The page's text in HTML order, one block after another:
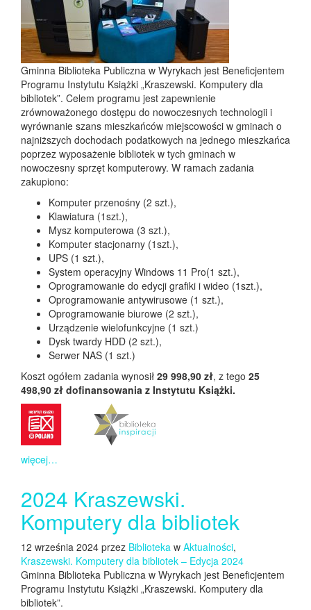
Gminna Biblioteka Publiczna w Wyrykach jest Beneficjentem
Programu Instytutu Książki „Kraszewski. Komputery dla
bibliotek”. Celem programu jest zapewnienie
zrównoważonego dostępu do nowoczesnych technologii i
wyrównanie szans mieszkańców miejscowości w gminach o
najniższych dochodach podatkowych na jednego mieszkańca
poprzez wyposażenie bibliotek w tych gminach w
nowoczesny sprzęt komputerowy. W ramach zadania
zakupiono:
Komputer przenośny (2 szt.),
Klawiatura (1szt.),
Mysz komputerowa (3 szt.),
Komputer stacjonarny (1szt.),
UPS (1 szt.),
System operacyjny Windows 11 Pro(1 szt.),
Oprogramowanie do edycji grafiki i wideo (1szt.),
Oprogramowanie antywirusowe (1 szt.),
Oprogramowanie biurowe (2 szt.),
Urządzenie wielofunkcyjne (1 szt.)
Dysk twardy HDD (2 szt.),
Serwer NAS (1 szt.)
Koszt ogółem zadania wynosił 29 998,90 zł, z tego 25
498,90 zł dofinansowania z Instytutu Książki.
więcej…
2024 Kraszewski.
Komputery dla bibliotek
12 września 2024 przez Biblioteka w Aktualności,
Kraszewski. Komputery dla bibliotek – Edycja 2024
Gminna Biblioteka Publiczna w Wyrykach jest Beneficjentem
Programu Instytutu Książki „Kraszewski. Komputery dla
bibliotek”.